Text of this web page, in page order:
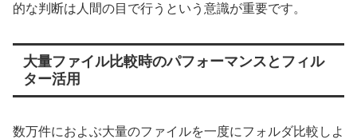
的な判断は人間の目で行うという意識が重要です。
大量ファイル比較時のパフォーマンスとフィル
ター活用
数万件におよぶ大量のファイルを一度にフォルダ比較しよ